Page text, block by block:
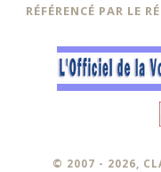
RÉFÉRENCÉ PAR LE
© 2007 - 2026,